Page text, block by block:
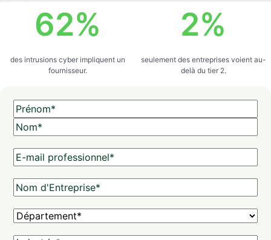
62%
des intrusions cyber impliquent un
fournisseur.
2%
seulement des entreprises voient au-
delà du tier 2.
N
o
m
P
r
é
n
m
o
m
E
-
m
a
N
o
m
d
'
D